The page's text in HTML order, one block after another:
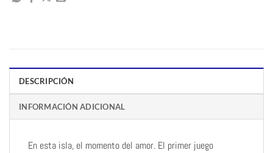
DESCRIPCIÓN
INFORMACIÓN ADICIONAL
En esta isla, el momento del amor. El primer juego